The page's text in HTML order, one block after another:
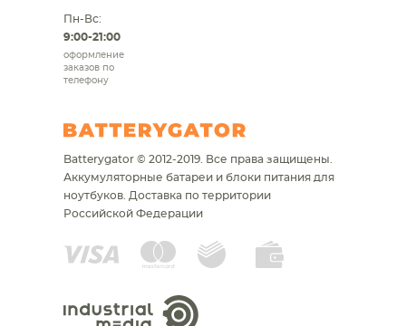
Пн-Вс:
9:00-21:00
оформление
заказов по
телефону
Batterygator © 2012-2019. Все права защищены.
Аккумуляторные батареи и блоки питания для
ноутбуков. Доставка по территории
Российской Федерации